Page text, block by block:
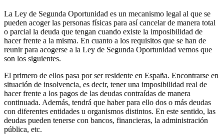
La Ley de Segunda Oportunidad es un mecanismo legal al que se
pueden acoger las personas físicas para así cancelar de manera total
o parcial la deuda que tengan cuando existe la imposibilidad de
hacer frente a la misma. En cuanto a los requisitos que se han de
reunir para acogerse a la Ley de Segunda Oportunidad vemos que
son los siguientes.
El primero de ellos pasa por ser residente en España. Encontrarse en
situación de insolvencia, es decir, tener una imposibilidad real de
hacer frente a los pagos de las deudas contraídas de manera
continuada. Además, tendrá que haber para ello dos o más deudas
con diferentes entidades u organismos distintos. En este sentido, las
deudas pueden tenerse con bancos, financieras, la administración
pública, etc.